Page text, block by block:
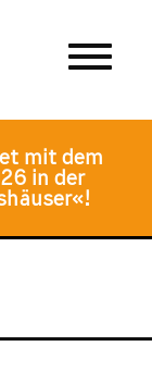
mit dem
in der